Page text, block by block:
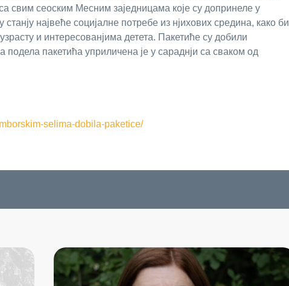
свим сеоским Месним заједницама које су допринеле у
највеће социјалне потребе из нјихових средина, како би
и интересованјима детета. Пакетиће су добили
пакетића уприличена је у сараднји са сваком од
selima-dobila-paketice/